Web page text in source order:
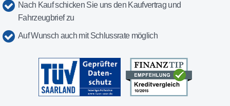
Nach Kauf schicken Sie uns den Kaufvertrag und
Fahrzeugbrief zu
Auf Wunsch auch mit Schlussrate möglich